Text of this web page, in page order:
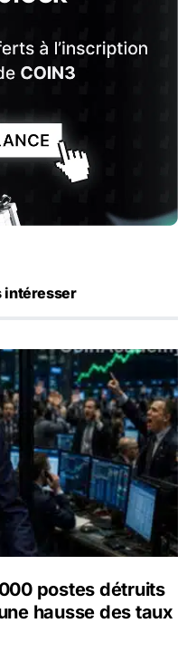
intéresser
détruits en juillet, les
postes détruits
hausse des taux